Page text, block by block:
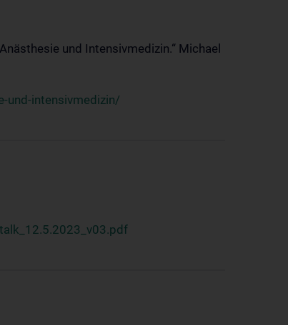
und Intensivmedizin.“ Michael
und-intensivmedizin/